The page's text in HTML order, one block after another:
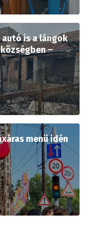
is a lángok
–
menü idén